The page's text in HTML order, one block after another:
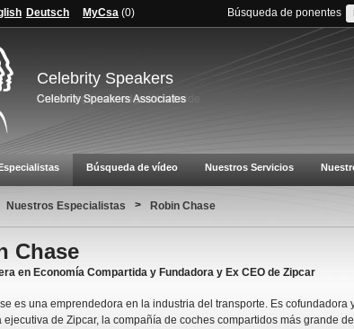
Deutsch MyCsa (0) Búsqueda de ponentes
Celebrity Speakers
Búsqueda de vídeo Nuestros Servicios
Nuestros Especialistas > Robin Chase
Chase
en Economía Compartida y Fundadora y Ex CEO de Zipcar
es una emprendedora en la industria del transporte. Es cofundadora
ejecutiva de Zipcar, la compañía de coches compartidos más grande del